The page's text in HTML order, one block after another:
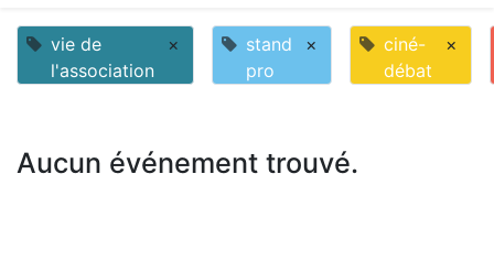
vie de
l'association
×
stand
pro
×
ciné-
débat
×
Aucun événement trouvé.